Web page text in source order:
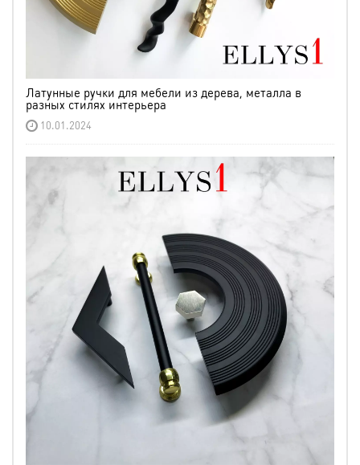
Латунные ручки для мебели из дерева, металла в
разных стилях интерьера
10.01.2024